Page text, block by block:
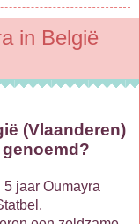
in België
(Vlaanderen)
jaar Oumayra